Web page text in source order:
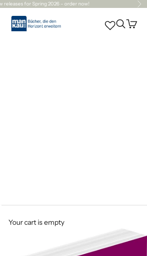
releasesfor Spring 2026 – order now!
Mankau Verlag OpenOpen
Your cart is empty